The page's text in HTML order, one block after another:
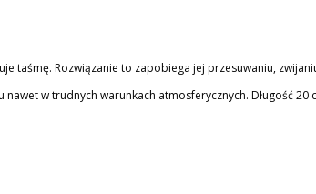
taśmę. Rozwiązanie to zapobiega jej przesuwaniu,
w trudnych warunkach atmosferycznych. Długość 20